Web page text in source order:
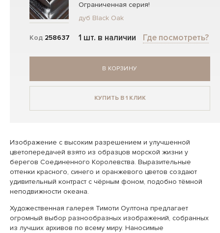
Код 258637
Ограниченная серия!
дуб Black Oak
1 шт. в наличии Где посмотреть?
В КОРЗИНУ
КУПИТЬ В 1 КЛИК
Изображение с высоким разрешением и улучшенной
цветопередачей взято из образцов морской жизни у
берегов Соединенного Королевства. Выразительные
оттенки красного, синего и оранжевого цветов создают
удивительный контраст с чёрным фоном, подобно тёмной
неподвижности океана.
Художественная галерея Тимоти Оултона предлагает
огромный выбор разнообразных изображений, собранных
из лучших архивов по всему миру. Наносимые